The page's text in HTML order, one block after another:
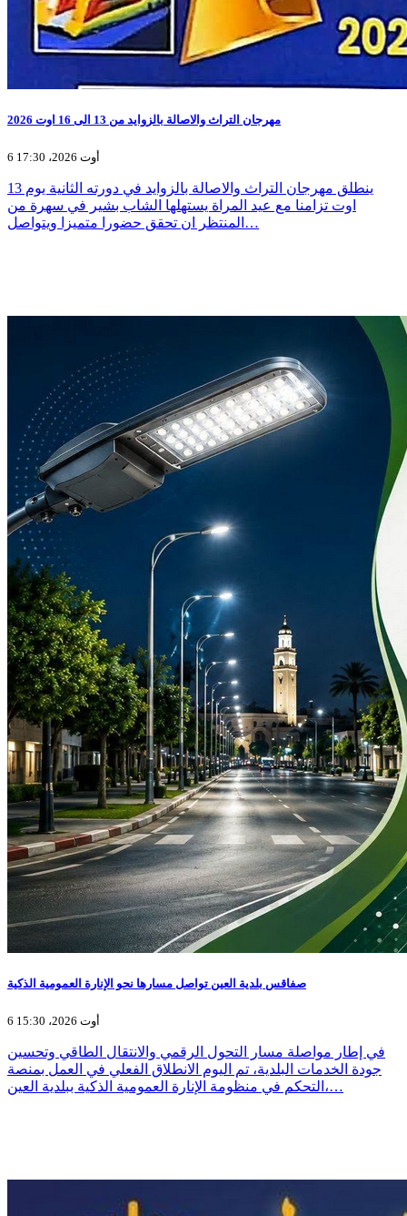
مهرجان التراث والاصالة بالزوايد من 13 الى 16 اوت 2026
6 أوت 2026، 17:30
ينطلق مهرجان التراث والاصالة بالزوايد في دورته الثانية يوم 13
اوت تزامنا مع عيد المراة يستهلها الشاب بشير في سهرة من
المنتظر ان تحقق حضورا متميزا ويتواصل…
صفاقس بلدية العين تواصل مسارها نحو الإنارة العمومية الذكية
6 أوت 2026، 15:30
في إطار مواصلة مسار التحول الرقمي والانتقال الطاقي وتحسين
جودة الخدمات البلدية، تم اليوم الانطلاق الفعلي في العمل بمنصة
التحكم في منظومة الإنارة العمومية الذكية ببلدية العين،…